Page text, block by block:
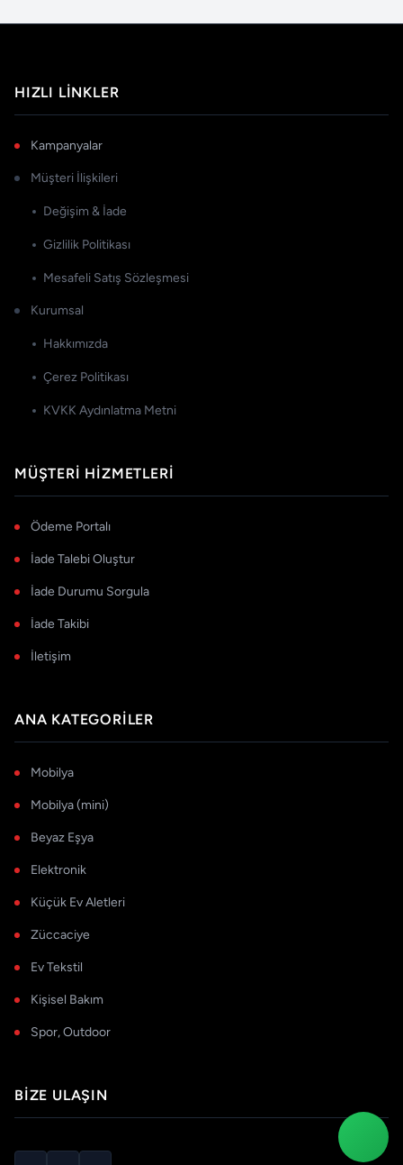
HIZLI LINKLER
Kampanyalar
Müşteri İlişkileri
Değişim & İade
Gizlilik Politikası
Mesafeli Satış Sözleşmesi
Kurumsal
Hakkımızda
Çerez Politikası
KVKK Aydınlatma Metni
MÜŞTERI HIZMETLERI
Ödeme Portalı
İade Talebi Oluştur
İade Durumu Sorgula
İade Takibi
İletişim
ANA KATEGORILER
Mobilya
Mobilya (mini)
Beyaz Eşya
Elektronik
Küçük Ev Aletleri
Züccaciye
Ev Tekstil
Kişisel Bakım
Spor, Outdoor
BIZE ULAŞIN